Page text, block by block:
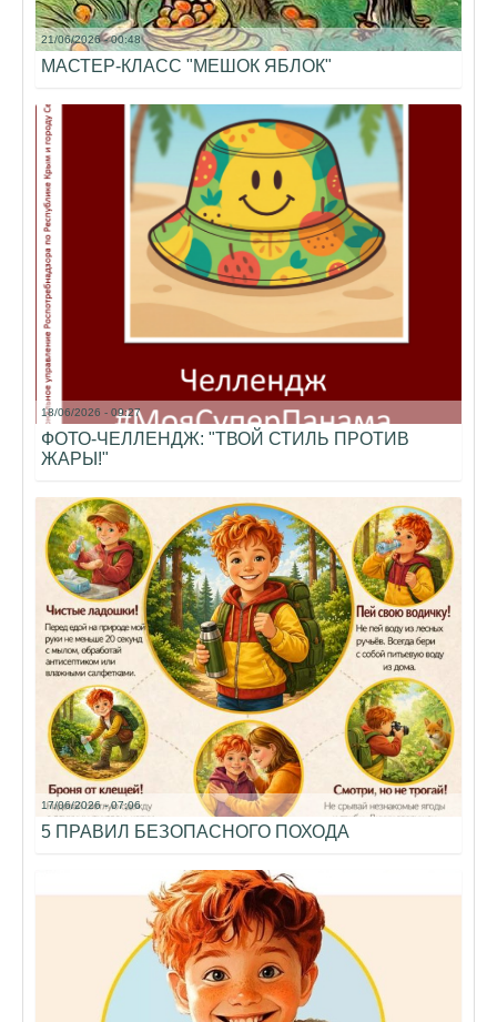
21/06/2026 - 00:48
МАСТЕР-КЛАСС "МЕШОК ЯБЛОК"
18/06/2026 - 09:27
ФОТО-ЧЕЛЛЕНДЖ: "ТВОЙ СТИЛЬ ПРОТИВ
ЖАРЫ!"
17/06/2026 - 07:06
5 ПРАВИЛ БЕЗОПАСНОГО ПОХОДА